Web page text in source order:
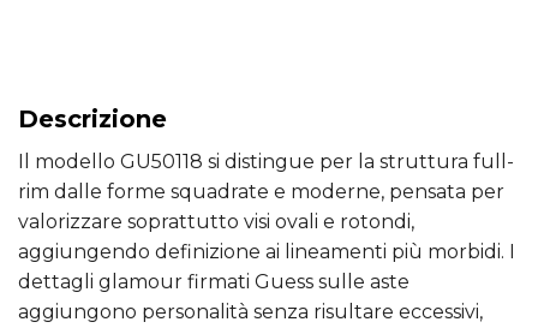
Descrizione
Il modello GU50118 si distingue per la struttura full-
rim dalle forme squadrate e moderne, pensata per
valorizzare soprattutto visi ovali e rotondi,
aggiungendo definizione ai lineamenti più morbidi. I
dettagli glamour firmati Guess sulle aste
aggiungono personalità senza risultare eccessivi,